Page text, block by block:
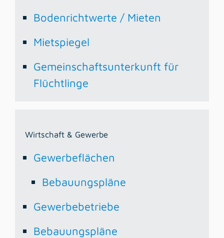
Bodenrichtwerte / Mieten
Mietspiegel
Gemeinschaftsunterkunft für
Flüchtlinge
Wirtschaft & Gewerbe
Gewerbeflächen
Bebauungspläne
Gewerbebetriebe
Bebauungspläne